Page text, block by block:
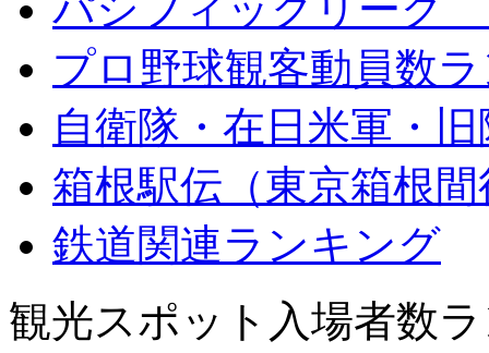
プロ野球観客動員数
自衛隊・在日米軍・
箱根駅伝（東京箱根
鉄道関連ランキング
観光スポット入場者数